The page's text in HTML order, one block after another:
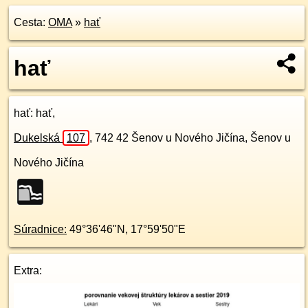
Cesta: OMA» hať
hať
hať: hať,
Dukelská 107 , 742 42 Šenov u Nového Jičína, Šenov u
Nového Jičína
Súradnice: 49°36'46"N , 17°59'50"E
Extra: